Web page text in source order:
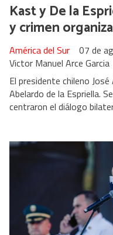
Kast y De la
y crimen
Victor Manuel Arce Garcia
América del Sur 07 de
El presidente chileno
Abelardo de la Espriella.
centraron el diálogo